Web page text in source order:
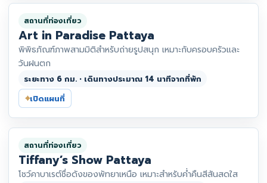
สถานที่ท่องเที่ยว
Art in Paradise Pattaya
พิพิธภัณฑ์ภาพสามมิติสำหรับถ่ายรูปสนุก เหมาะกับครอบครัวและ
วันฝนตก
ระยะทาง 6 กม. • เดินทางประมาณ 14 นาทีจากที่พัก
⌖เปิดแผนที่
สถานที่ท่องเที่ยว
Tiffany’s Show Pattaya
โชว์คาบาเรต์ชื่อดังของพัทยาเหนือ เหมาะสำหรับค่ำคืนสีสันสดใส